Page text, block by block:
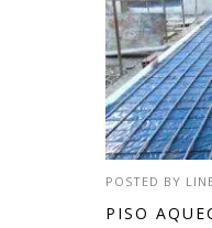
POSTED BY
PISO